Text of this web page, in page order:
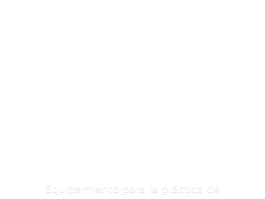
Equipamiento para la práctica de